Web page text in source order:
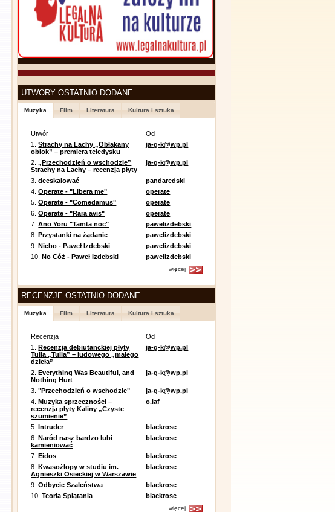
UTWORY OSTATNIO DODANE
Muzyka Film Literatura Kultura i sztuka
Utwór
Od
1.Strachy na Lachy „Obłąkany
obłok” – premiera teledysku
ja-g-k@wp.pl
2.„Przechodzień o wschodzie”
Strachy na Lachy – recenzja płyty
ja-g-k@wp.pl
3.deeskalować
pandaredski
4.Operate - "Libera me"
operate
5.Operate - "Comedamus"
operate
6.Operate - "Rara avis"
operate
7.Ano Yoru "Tamta noc"
pawelizdebski
8.Przystanki na żądanie
pawelizdebski
9.Niebo - Paweł Izdebski
pawelizdebski
10.No Cóż - Paweł Izdebski pawelizdebski
więcej
RECENZJE OSTATNIO DODANE
Muzyka Film Literatura Kultura i sztuka
Recenzja
Od
1.Recenzja debiutanckiej płyty
Tulia „Tulia” – ludowego „małego
dzieła”
ja-g-k@wp.pl
2.Everything Was Beautiful, and
Nothing Hurt
ja-g-k@wp.pl
3."Przechodzień o wschodzie"
ja-g-k@wp.pl
4.Muzyka sprzeczności –
recenzja płyty Kaliny „Czyste
szumienie”
o.laf
5.Intruder
blackrose
6.Naród nasz bardzo lubi
kamieniować
blackrose
7.Eidos
blackrose
8.Kwasożłopy w studiu im.
Agnieszki Osieckiej w Warszawie
blackrose
9.Odbycie Szaleństwa
blackrose
10.Teoria Splątania blackrose
więcej